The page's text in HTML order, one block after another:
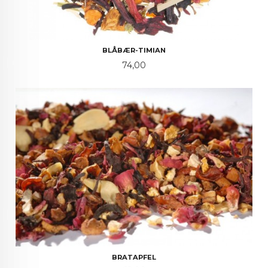
BLÅBÆR-TIMIAN
Pris
74,00
BRATAPFEL